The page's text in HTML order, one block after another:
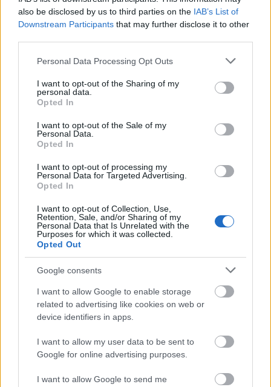
also be disclosed by us to third parties on the IAB’s List of
Downstream Participants that may further disclose it to other
Please note that this website/app uses one or more Google
not limited to your visit or usage behaviour. You may click to
grant or deny consent to Google and its third-party tags to
use your data for below specified purposes in below Google
consent section.
Personal Data Processing Opt Outs
I want to opt-out of the Sharing of my
personal data.
Opted In
I want to opt-out of the Sale of my
Personal Data.
Opted In
I want to opt-out of processing my
Personal Data for Targeted Advertising.
Opted In
I want to opt-out of Collection, Use,
Retention, Sale, and/or Sharing of my
Personal Data that Is Unrelated with the
Purposes for which it was collected.
Opted Out
Google consents
I want to allow Google to enable storage
related to advertising like cookies on web or
device identifiers in apps.
I want to allow my user data to be sent to
Google for online advertising purposes.
I want to allow Google to send me
Mi lett Alain Delon vagyonával? Adóhatósági
csavar a sztoriban
HÍREK 2026. júl. 19.
Putyin aláírta a négy
ukrajnai régió
annektálásáról
rendelkező
törvényeket
"Nagy az
elégedetlenség, de